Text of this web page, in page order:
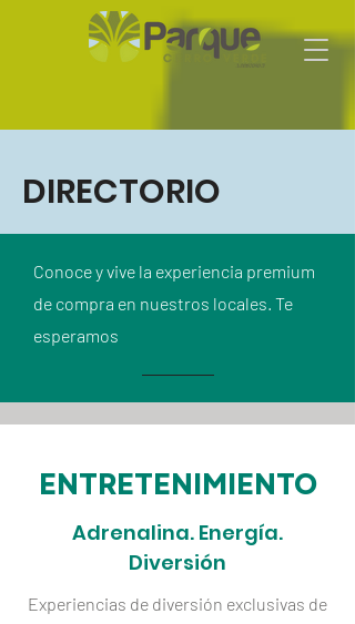
DIRECTORIO
Conoce y vive la experiencia premium
de compra en nuestros locales. Te
esperamos
ENTRETENIMIENTO
Adrenalina. Energía.
Diversión
Experiencias de diversión exclusivas de